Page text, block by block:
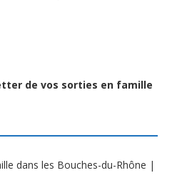
de vos sorties en famille
dans les Bouches-du-Rhône |